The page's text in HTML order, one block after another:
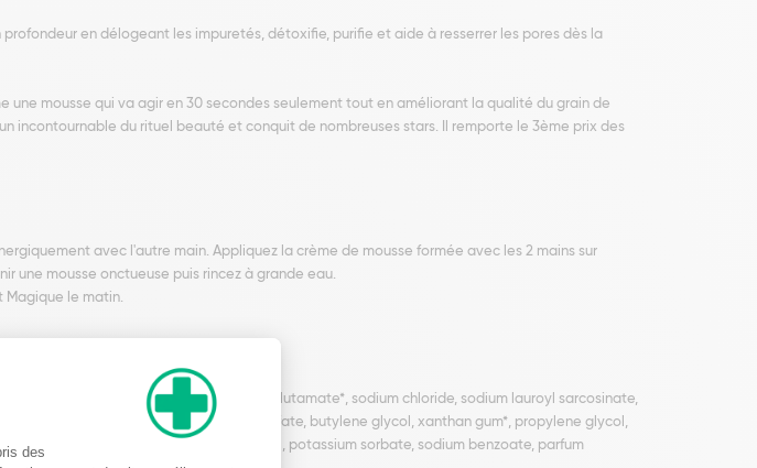
en délogeant les impuretés, détoxifie, purifie et aide à resserrer les pores dès la
mousse qui va agir en 30 secondes seulement tout en améliorant la qualité du grain de
incontournable du rituel beauté et conquit de nombreuses stars. Il remporte le 3ème prix des
avec l'autre main. Appliquez la crème de mousse formée avec les 2 mains sur
une mousse onctueuse puis rincez à grande eau.
Magique le matin.
zinc coco-sulfate*, disodium capryloyl glutamate*, sodium chloride, sodium lauroyl sarcosinate,
(bixa orellana seed extract*), zinc sulfate, butylene glycol, xanthan gum*, propylene glycol,
dehydroacetic acid, phenoxyethanol, potassium sorbate, sodium benzoate, parfum